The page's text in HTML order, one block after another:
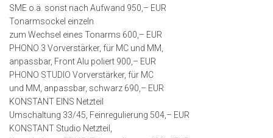
SME o.ä. sonst nach Aufwand 950,– EUR
Tonarmsockel einzeln
zum Wechsel eines Tonarms 600,– EUR
PHONO 3 Vorverstärker, für MC und MM,
anpassbar, Front Alu poliert 900,– EUR
PHONO STUDIO Vorverstärker, für MC
und MM, anpassbar, schwarz 690,– EUR
KONSTANT EINS Netzteil
Umschaltung 33/45, Feinregulierung 504,– EUR
KONSTANT Studio Netzteil,